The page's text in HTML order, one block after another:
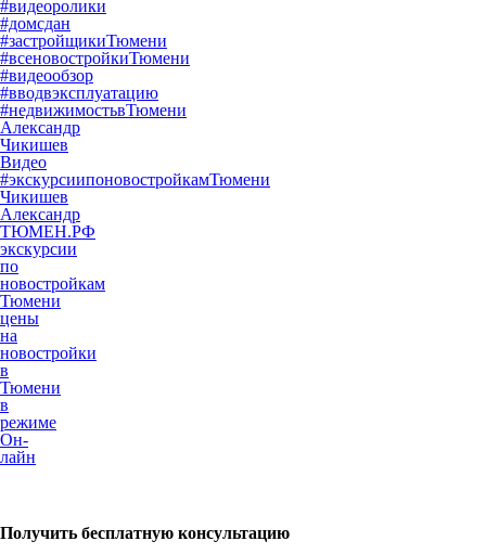
#видеоролики
#домсдан
#застройщикиТюмени
#всеновостройкиТюмени
#видеообзор
#вводвэксплуатацию
#недвижимостьвТюмени
Александр
Чикишев
Видео
#экскурсиипоновостройкамТюмени
Чикишев
Александр
ТЮМЕН.РФ
экскурсии
по
новостройкам
Тюмени
цены
на
новостройки
в
Тюмени
в
режиме
Он-
лайн
Получить бесплатную консультацию